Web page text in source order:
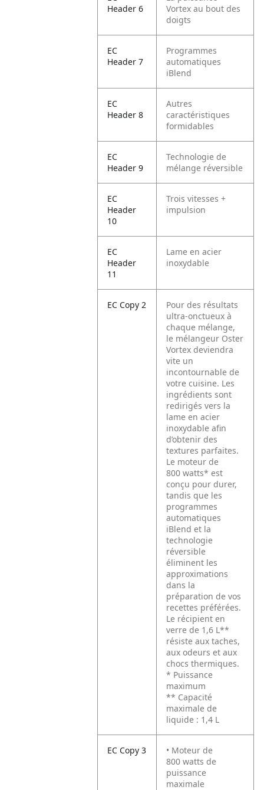
Header 6
Vortex au bout des
doigts
EC
Header 7
Programmes
automatiques
iBlend
EC
Header 8
Autres
caractéristiques
formidables
EC
Header 9
Technologie de
mélange réversible
EC
Header
10
Trois vitesses +
impulsion
EC
Header
11
Lame en acier
inoxydable
EC Copy 2
Pour des résultats
ultra-onctueux à
chaque mélange,
le mélangeur Oster
Vortex deviendra
vite un
incontournable de
votre cuisine. Les
ingrédients sont
redirigés vers la
lame en acier
inoxydable afin
d’obtenir des
textures parfaites.
Le moteur de
800 watts* est
conçu pour durer,
tandis que les
programmes
automatiques
iBlend et la
technologie
réversible
éliminent les
approximations
dans la
préparation de vos
recettes préférées.
Le récipient en
verre de 1,6 L**
résiste aux taches,
aux odeurs et aux
chocs thermiques.
* Puissance
maximum
** Capacité
maximale de
liquide : 1,4 L
EC Copy 3
• Moteur de
800 watts de
puissance
maximale